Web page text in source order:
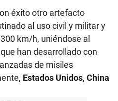
éxito otro artefacto
al uso civil y militar y
km/h, uniéndose al
han desarrollado con
de misiles
Estados Unidos, China